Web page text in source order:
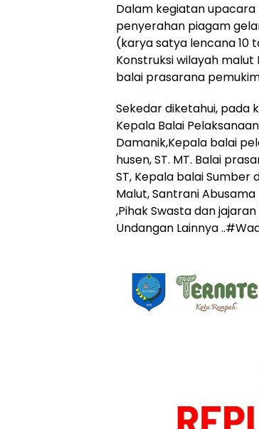
Dalam kegiatan upacara
penyerahan piagam
(karya satya lencana 10
Konstruksi wilayah
balai prasarana
Sekedar diketahui, pada
Kepala Balai
Damanik,Kepala balai
husen, ST. MT. Balai
ST, Kepala balai Sumber
Malut, Santrani
,Pihak Swasta dan
Undangan Lainnya